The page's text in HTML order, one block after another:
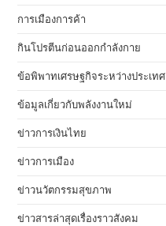
การเมืองการค้า
กินโปรตีนก่อนออกกำลังกาย
ข้อพิพาทเศรษฐกิจระหว่างประเทศ
ข้อมูลเกี่ยวกับพลังงานใหม่
ข่าวการเงินไทย
ข่าวการเมือง
ข่าวนวัตกรรมสุขภาพ
ข่าวสารล่าสุดเรื่องราวสังคม